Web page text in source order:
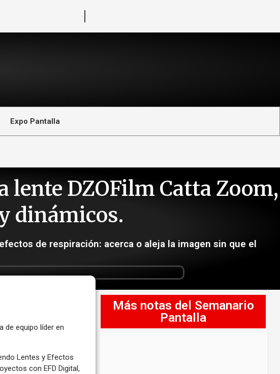
Expo Pantalla
lente DZOFilm Catta Zoom,
dinámicos.
de respiración: acerca o aleja la imagen sin que el
de equipo líder en
Lentes y Efectos
con EFD Digital,
Más notas del Semanario
Pantalla